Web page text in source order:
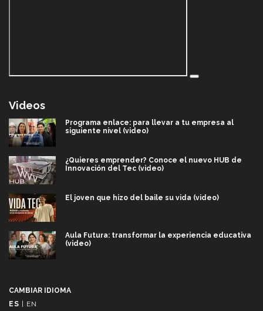
Videos
Programa enlace: para llevar a tu empresa al
siguiente nivel (video)
¿Quieres emprender? Conoce el nuevo HUB de
Innovación del Tec (video)
El joven que hizo del baile su vida (video)
Aula Futura: transformar la experiencia educativa
(video)
CAMBIAR IDIOMA
ES | EN